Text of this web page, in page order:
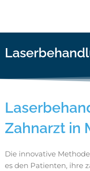
springen
Zahnarzt in
Die innovative
es den Patienten, ihre